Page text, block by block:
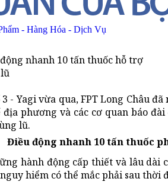
- Hàng Hóa - Dịch Vụ
nhanh 10 tấn thuốc hỗ trợ
- Yagi vừa qua, FPT Long Châu
phương và các cơ quan báo
lũ.
Điều động nhanh 10 tấn thuốc
hành động cấp thiết và lâu dài
hiểm có thể mắc phải sau thời